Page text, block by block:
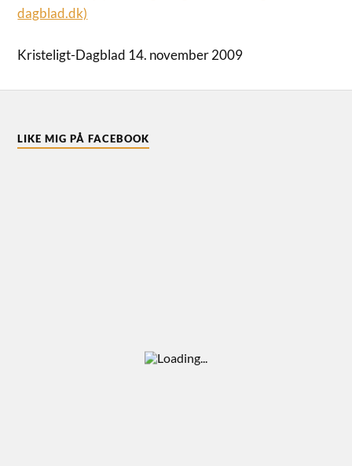
dagblad.dk)
Kristeligt-Dagblad 14. november 2009
LIKE MIG PÅ FACEBOOK